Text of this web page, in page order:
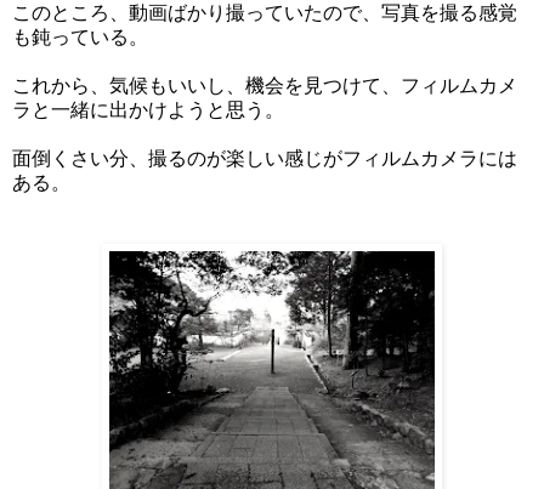
このところ、動画ばかり撮っていたので、写真を撮る感覚
も鈍っている。
これから、気候もいいし、機会を見つけて、フィルムカメ
ラと一緒に出かけようと思う。
面倒くさい分、撮るのが楽しい感じがフィルムカメラには
ある。